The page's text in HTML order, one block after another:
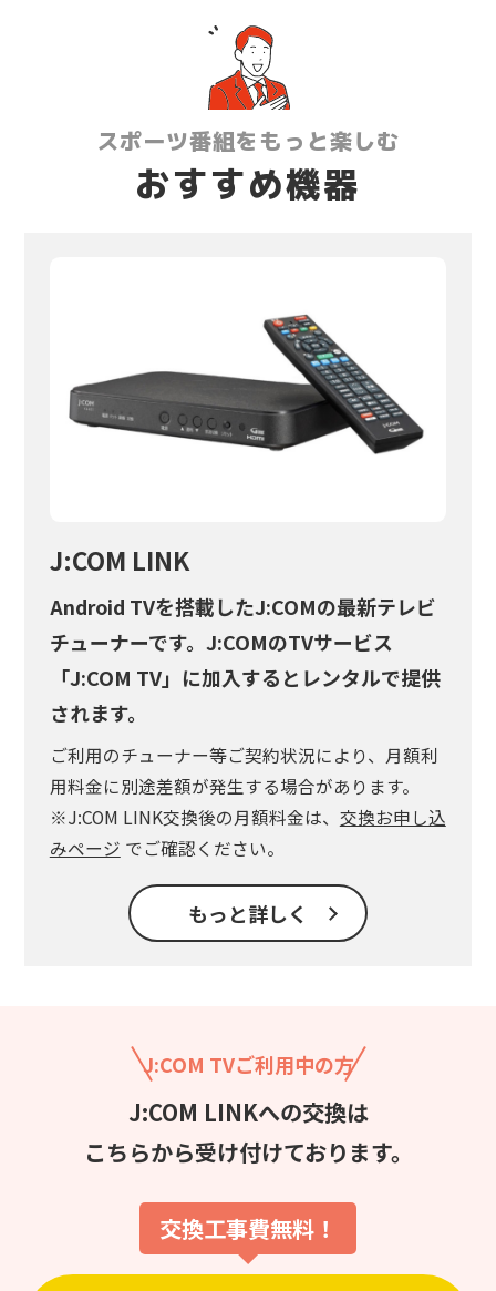
スポーツ番組をもっと楽しむ
おすすめ機器
J:COM LINK
Android TVを搭載したJ:COMの最新テレビ
チューナーです。J:COMのTVサービス
「J:COM TV」に加入するとレンタルで提供
されます。
ご利用のチューナー等ご契約状況により、月額利
用料金に別途差額が発生する場合があります。
※J:COM LINK交換後の月額料金は、 交換お申し込
みページ でご確認ください。
もっと詳しく
J:COM TVご利用中の方
J:COM LINKへの交換は
こちらから受け付けております。
交換工事費無料！